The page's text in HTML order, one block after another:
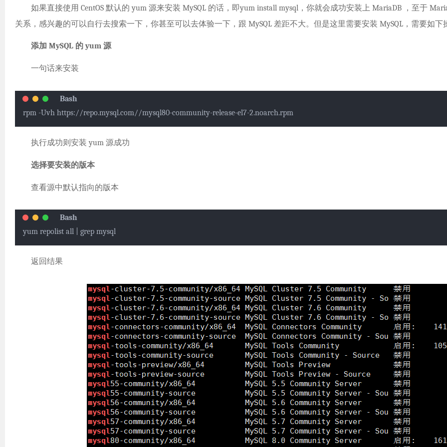
如果直接使用 CentOS 默认的 yum 源来安装 MySQL 的话，即yum install mysql ，你就会成功安装上 MariaDB ，至于
关系，感兴趣的可以自行去搜索一下，你甚至可以去体验一下，跟 MySQL 差距不大。但是这里需要安装 MySQL，需要如下
添加 MySQL 的 yum 源
一句话来安装
rpm -Uvh https://repo.mysql.com//mysql80-community-release-el7-2.noarch.rpm
执行成功则安装 yum 源成功
选择要安装的版本
查看源中默认指向的版本
yum repolist all | grep mysql
返回结果